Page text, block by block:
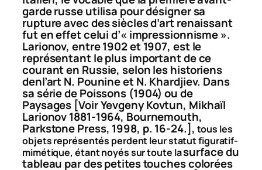
garde russe utilisa pour désigner sa
rupture avec des siècles d’art renaissant
fut en effet celui d’« impressionnisme ».
Larionov, entre 1902 et 1907, est le
représentant le plus important de ce
courant en Russie, selon les historiens
denl’art N. Pounine et N. Khardjiev. Dans
sa série dePoissons (1904) ou de
Paysages [Voir Yevgeny Kovtun, Mikhaïl
Larionov 1881-1964, Bournemouth,
Parkstone Press, 1998, p. 16-24.], tous les
objets représentés perdent leur statut figuratif-
mimétique, étant noyés sur toute lasurface du
tableau par des petites touches colorées